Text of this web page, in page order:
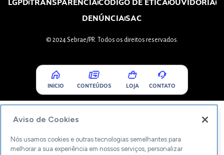
LGPDTRANSPARÊNCIACÓDIGO DE ÉTICAOUVIDORIA
DENÚNCIASAC
© 2024 Sebrae/PR. Todos os direitos reservados.
INICIO CONTEÚDOS LOJA CONTATO
Aviso de Cookies
Nós usamos cookies e outras tecnologias semelhantes para
melhorar a sua experiência em nossos serviços, personalizar